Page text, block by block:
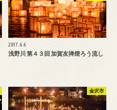
2017.6.6
浅野川 第４３回 加賀友禅燈ろう流し
金沢市